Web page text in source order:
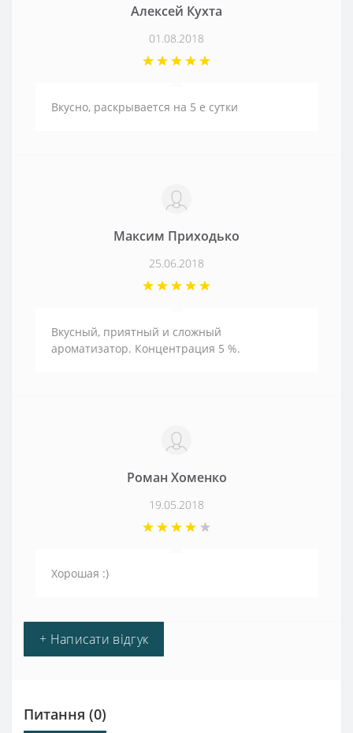
Алексей Кухта
01.08.2018
Вкусно, раскрывается на 5 е сутки
Максим Приходько
25.06.2018
Вкусный, приятный и сложный
ароматизатор. Концентрация 5 %.
Роман Хоменко
19.05.2018
Хорошая :)
+ Написати відгук
Питання (0)